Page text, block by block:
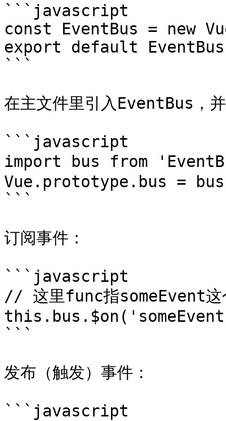
```javascript
const EventBus = new
export default EventBus
```
在主文件里引入EventBus，
```javascript
import bus from
Vue.prototype.bus = bus
```
订阅事件：
```javascript
// 这里func指someEvent这
```
发布（触发）事件：
```javascript